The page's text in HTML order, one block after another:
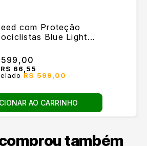
com Proteção
Blue Light
599,00
R$ 66,55
R$ 599,00
AO CARRINHO
também